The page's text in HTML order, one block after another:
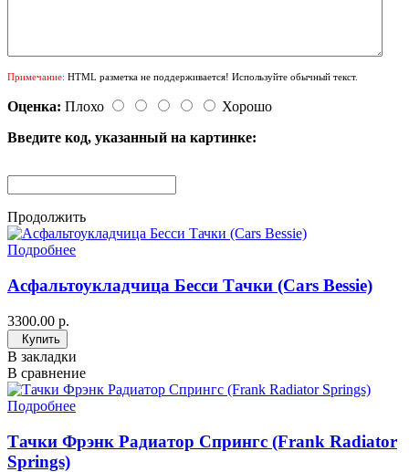
Примечание: HTML разметка не поддерживается! Используйте обычный текст.
Оценка: Плохо
Хорошо
Введите код, указанный на картинке:
Продолжить
Подробнее
Асфальтоукладчица Бесси Тачки (Cars Bessie)
3300.00 р.
Купить
В закладки
В сравнение
Подробнее
Тачки Фрэнк Радиатор Спрингс (Frank Radiator
Springs)